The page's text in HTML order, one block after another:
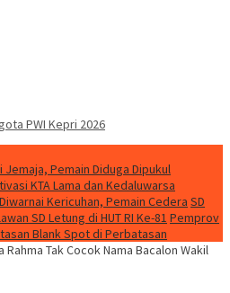
PWI Kepri 2026
Jemaja, Pemain Diduga Dipukul
KTA Lama dan Kedaluwarsa
Kericuhan, Pemain Cedera SD
SD Letung di HUT RI Ke-81 Pemprov
Blank Spot di Perbatasan
Rahma Tak Cocok Nama Bacalon Wakil